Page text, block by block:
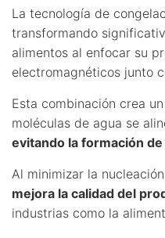
La tecnología de
transformando
alimentos al enfocar su
electromagnéticos junto
Esta combinación crea
moléculas de agua se
evitando la formación
Al minimizar la
mejora la calidad del
industrias como la